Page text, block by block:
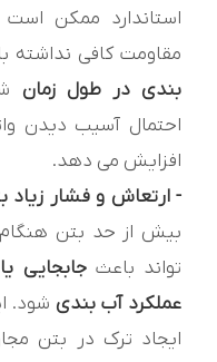
استاندارد ممکن
مقاومت کافی نداشته
بندی در طول زمان
احتمال آسیب دیدن
افزایش می دهد.
- ارتعاش و فشار زیاد
بیش از حد بتن هنگام
تواند باعثجابجایی
عملکرد آب بندی شود.
ایجاد ترک در بتن